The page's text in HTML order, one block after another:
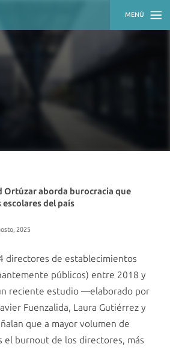
MENÚ
Ortúzar aborda burocracia que
del país
2025
directores de establecimientos
públicos) entre 2018 y
reciente estudio —elaborado por
Fuenzalida, Laura Gutiérrez y
que a mayor volumen de
el burnout de los directores, más